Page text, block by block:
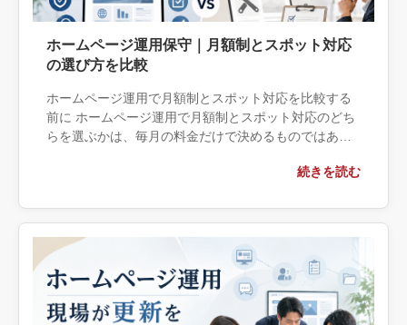
ホームページ運用保守｜月額制とスポット対応
の選び方を比較
ホームページ運用で月額制とスポット対応を比較する
前に ホームページ運用で月額制とスポット対応のどち
らを選ぶかは、毎月の料金だけで決めるものではあり
続きを読む